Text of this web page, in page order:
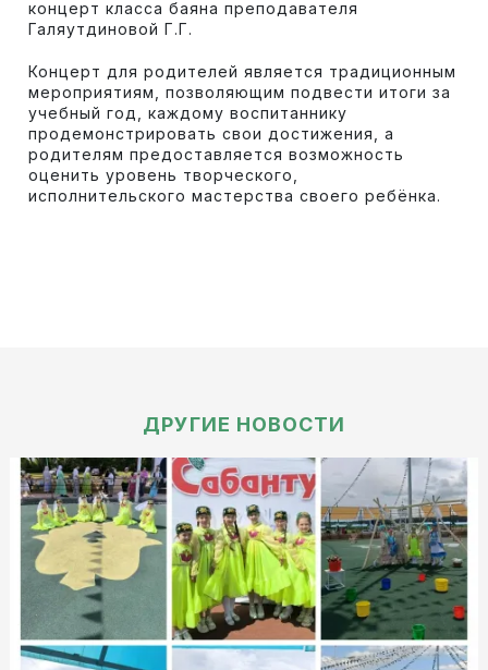
концерт класса баяна преподавателя
Галяутдиновой Г.Г.
Концерт для родителей является традиционным
мероприятиям, позволяющим подвести итоги за
учебный год, каждому воспитаннику
продемонстрировать свои достижения, а
родителям предоставляется возможность
оценить уровень творческого,
исполнительского мастерства своего ребёнка.
ДРУГИЕ НОВОСТИ